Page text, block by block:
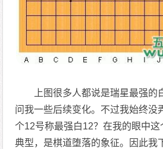
上图很多人都说是瑞星最强的
问我一些后续变化。不过我始终没
个12号称最强白12？在我的眼中
典型，是棋道堕落的象征。因此我